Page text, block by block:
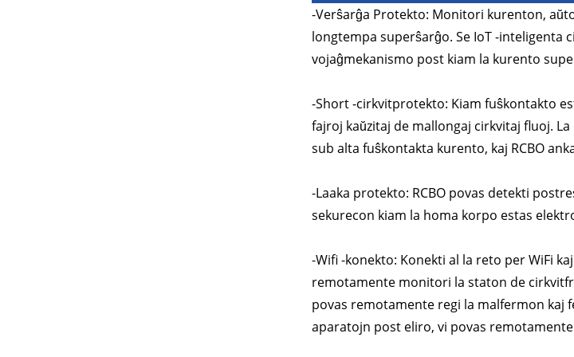
-Verŝarĝa Protekto: Monitori kurenton,
longtempa superŝarĝo. Se IoT -inteligenta
vojaĝmekanismo post kiam la kurento
-Short -cirkvitprotekto: Kiam fuŝkontakto
fajroj kaŭzitaj de mallongaj cirkvitaj fluoj.
sub alta fuŝkontakta kurento, kaj RCBO
-Laaka protekto: RCBO povas detekti
sekurecon kiam la homa korpo estas
-Wifi -konekto: Konekti al la reto per WiFi
remotamente monitori la staton de
povas remotamente regi la malfermon kaj
aparatojn post eliro, vi povas